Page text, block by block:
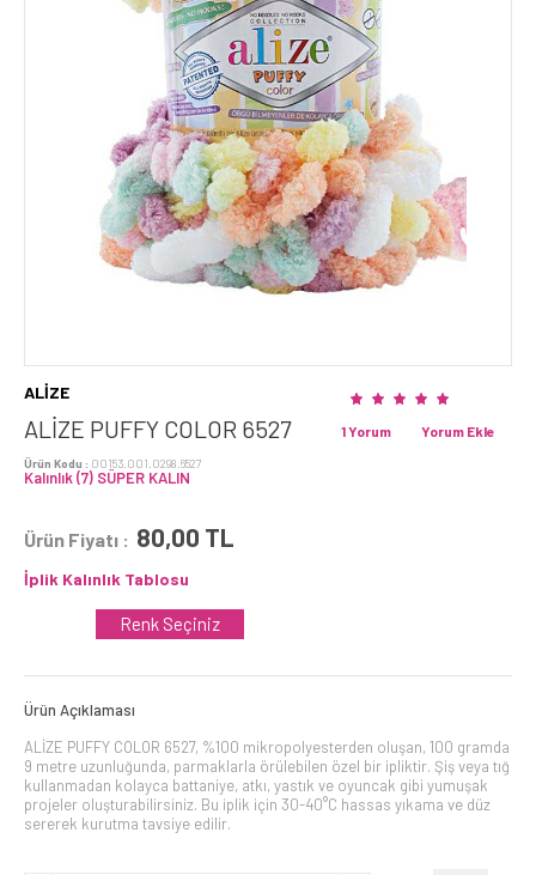
ALİZE
ALİZE PUFFY COLOR 6527
Ürün Kodu : 00153.001.0298.6527
Kalınlık (7) SÜPER KALIN
Yorum Ekle
1 Yorum
Ürün Fiyatı : 80,00 TL
İplik Kalınlık Tablosu
Renk Seçiniz
Ürün Açıklaması
ALİZE PUFFY COLOR 6527, %100 mikropolyesterden oluşan, 100 gramda
9 metre uzunluğunda, parmaklarla örülebilen özel bir ipliktir. Şiş veya tığ
kullanmadan kolayca battaniye, atkı, yastık ve oyuncak gibi yumuşak
projeler oluşturabilirsiniz. Bu iplik için 30-40°C hassas yıkama ve düz
sererek kurutma tavsiye edilir.